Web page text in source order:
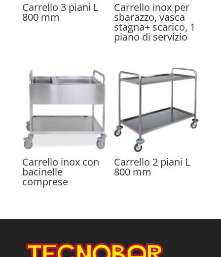
Carrello 3 piani L
800 mm
Carrello inox per
sbarazzo, vasca
stagna+ scarico, 1
piano di servizio
Carrello inox con
bacinelle
comprese
Carrello 2 piani L
800 mm